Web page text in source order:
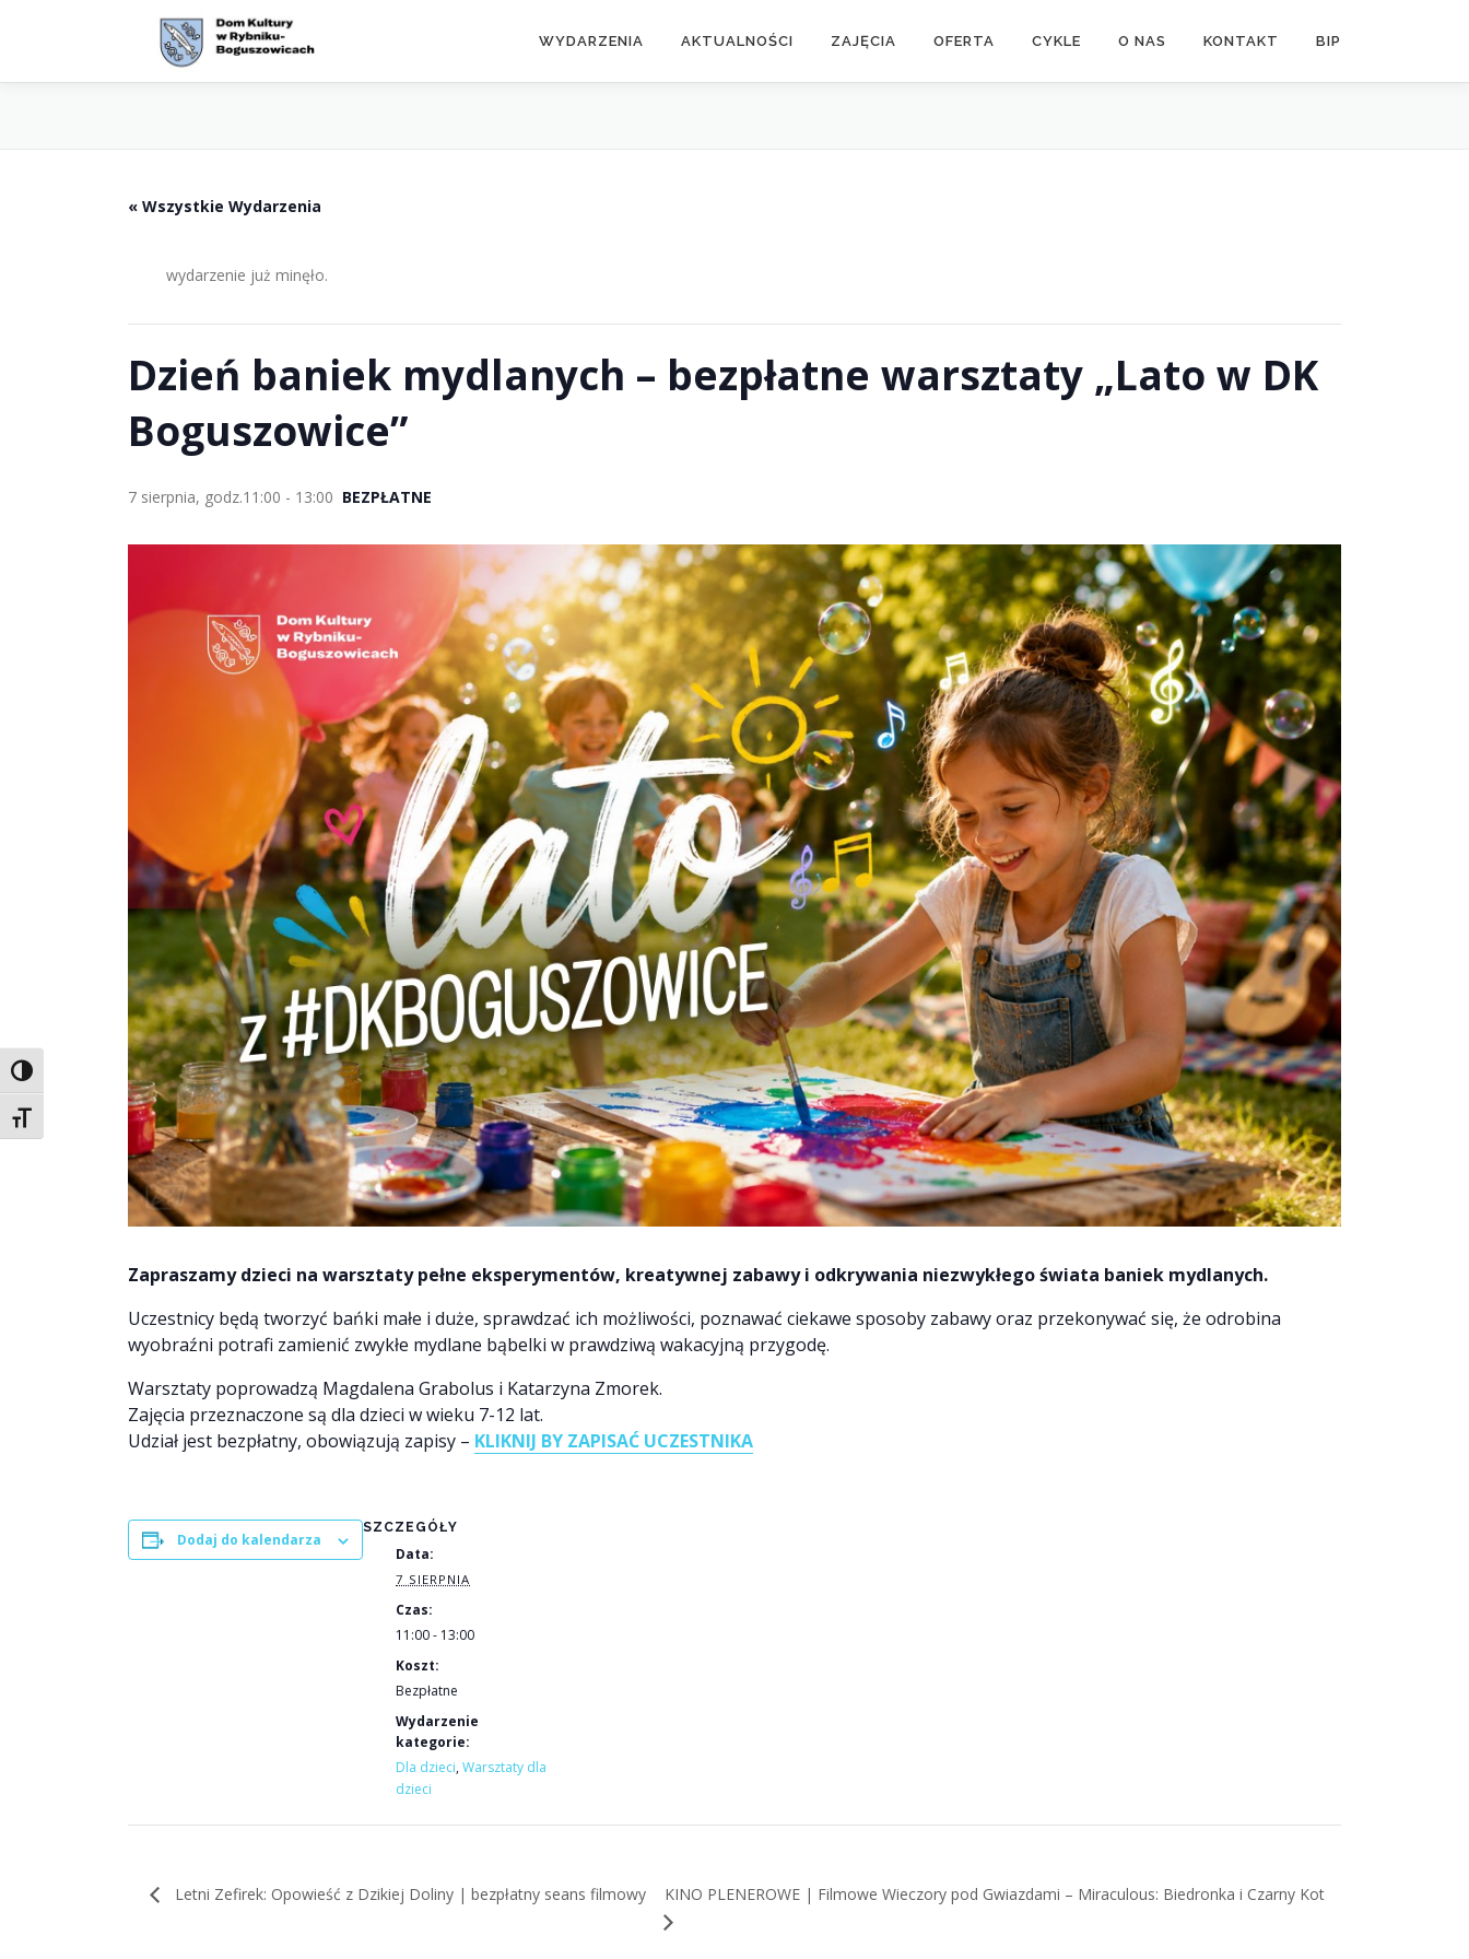
Toggle High Contrast
Toggle Font size
WYDARZENIA AKTUALNOŚCI ZAJĘCIA OFERTA CYKLE O NAS KONTAKT BIP
« Wszystkie Wydarzenia
wydarzenie już minęło.
Dzień baniek mydlanych – bezpłatne warsztaty „Lato w DK
Boguszowice”
7 sierpnia, godz.11:00 - 13:00 BEZPŁATNE
Zapraszamy dzieci na warsztaty pełne eksperymentów, kreatywnej zabawy i odkrywania niezwykłego świata baniek mydlanych.
Uczestnicy będą tworzyć bańki małe i duże, sprawdzać ich możliwości, poznawać ciekawe sposoby zabawy oraz przekonywać się, że odrobina
wyobraźni potrafi zamienić zwykłe mydlane bąbelki w prawdziwą wakacyjną przygodę.
Warsztaty poprowadzą Magdalena Grabolus i Katarzyna Zmorek.
Zajęcia przeznaczone są dla dzieci w wieku 7-12 lat.
Udział jest bezpłatny, obowiązują zapisy – KLIKNIJ BY ZAPISAĆ UCZESTNIKA
Dodaj do kalendarza
SZCZEGÓŁY
Data:
7 SIERPNIA
Czas:
11:00 - 13:00
Koszt:
Bezpłatne
Wydarzenie
kategorie:
Dla dzieci,Warsztaty dla
dzieci
Letni Zefirek: Opowieść z Dzikiej Doliny | bezpłatny seans filmowy KINO PLENEROWE | Filmowe Wieczory pod Gwiazdami – Miraculous: Biedronka i Czarny Kot